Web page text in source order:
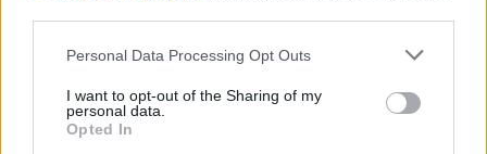
Please note that this website/app uses one or more Google
not limited to your visit or usage behaviour. You may click to
grant or deny consent to Google and its third-party tags to
use your data for below specified purposes in below Google
Personal Data Processing Opt Outs
I want to opt-out of the Sharing of my
personal data.
Opted In
elférjenek azok a játékok,
amelyeket az akkor 34 éves,
bizarr szokásairól ismert énekes
felvásárolt az áruházban.